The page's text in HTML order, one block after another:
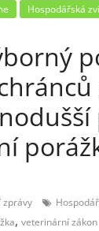
Hospodářská
zprávy
,veterinární zákon